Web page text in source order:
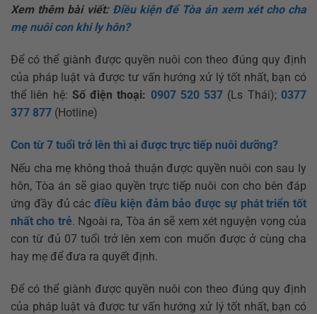
Xem thêm bài viết: Điều kiện để Tòa án xem xét cho cha
mẹ nuôi con khi ly hôn?
Để có thể giành được quyền nuôi con theo đúng quy định
của pháp luật và được tư vấn hướng xử lý tốt nhất, bạn có
thể liên hệ: Số điện thoại: 0907 520 537 (Ls Thái); 0377
377 877 (Hotline)
Con từ 7 tuổi trở lên thì ai được trực tiếp nuôi dưỡng?
Nếu cha mẹ không thoả thuận được quyền nuôi con sau ly
hôn, Tòa án sẽ giao quyền trực tiếp nuôi con cho bên đáp
ứng đầy đủ các điều kiện đảm bảo được sự phát triển tốt
nhất cho trẻ. Ngoài ra, Tòa án sẽ xem xét nguyện vọng của
con từ đủ 07 tuổi trở lên xem con muốn được ở cùng cha
hay mẹ để đưa ra quyết định.
Để có thể giành được quyền nuôi con theo đúng quy định
của pháp luật và được tư vấn hướng xử lý tốt nhất, bạn có